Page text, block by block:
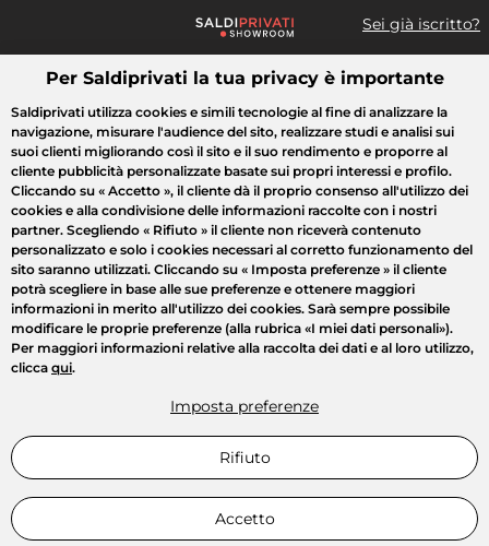
Sei già iscritto?
Cosa cerchi?
Tutte le vendite Moda Casa Bellezza Elettrodomestici
Per Saldiprivati la tua privacy è importante
Saldiprivati utilizza cookies e simili tecnologie al fine di analizzare la
navigazione, misurare l'audience del sito, realizzare studi e analisi sui
suoi clienti migliorando così il sito e il suo rendimento e proporre al
cliente pubblicità personalizzate basate sui propri interessi e profilo.
Cliccando su « Accetto », il cliente dà il proprio consenso all'utilizzo dei
cookies e alla condivisione delle informazioni raccolte con i nostri
partner. Scegliendo « Rifiuto » il cliente non riceverà contenuto
personalizzato e solo i cookies necessari al corretto funzionamento del
sito saranno utilizzati. Cliccando su « Imposta preferenze » il cliente
potrà scegliere in base alle sue preferenze e ottenere maggiori
informazioni in merito all'utilizzo dei cookies. Sarà sempre possibile
modificare le proprie preferenze (alla rubrica «I miei dati personali»).
Per maggiori informazioni relative alla raccolta dei dati e al loro utilizzo,
clicca qui.
Imposta preferenze
Rifiuto
Accetto